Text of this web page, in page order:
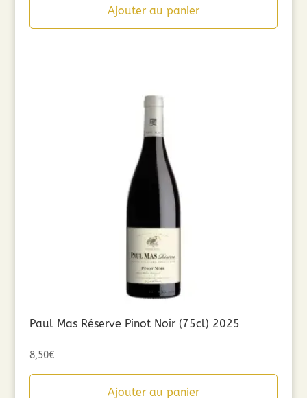
Ajouter au panier
Paul Mas Réserve Pinot Noir (75cl) 2025
8,50€
Ajouter au panier